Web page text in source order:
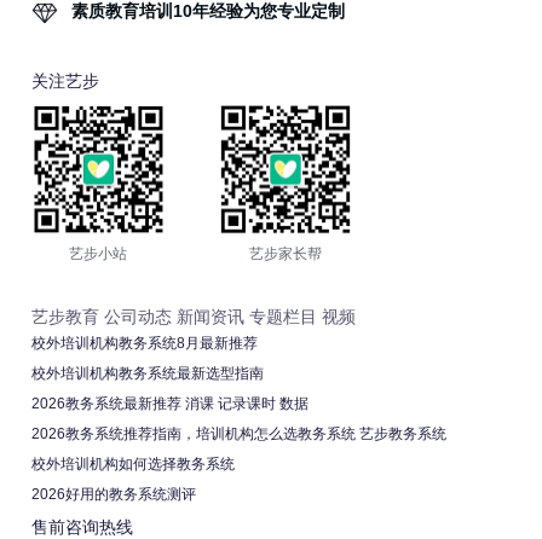
素质教育培训10年经验为您专业定制
关注艺步
艺步小站 艺步家长帮
艺步教育 公司动态 新闻资讯 专题栏目 视频
校外培训机构教务系统8月最新推荐
校外培训机构教务系统最新选型指南
2026教务系统最新推荐 消课 记录课时 数据
2026教务系统推荐指南，培训机构怎么选教务系统 艺步教务系统
校外培训机构如何选择教务系统
2026好用的教务系统测评
售前咨询热线